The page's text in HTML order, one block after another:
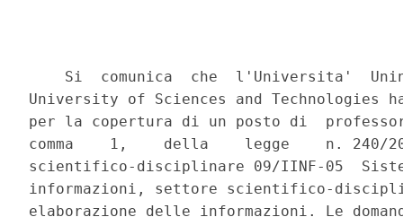
Si  comunica  che  l'Universita'
University of Sciences and Technologies
per la copertura di un posto di
comma    1,    della    legge    n.
scientifico-disciplinare 09/IINF-05
informazioni, settore scientifico-
elaborazione delle informazioni. Le